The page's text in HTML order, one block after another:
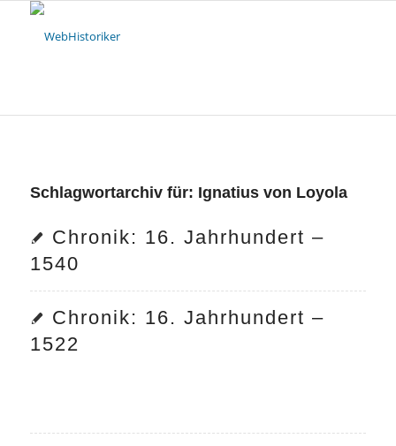
Schlagwortarchiv für: Ignatius von Loyola
Chronik: 16. Jahrhundert –
1540
Chronik: 16. Jahrhundert –
1522